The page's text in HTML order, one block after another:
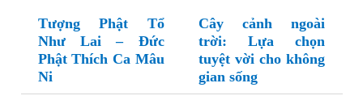
Tượng Phật Tổ
Như Lai – Đức
Phật Thích Ca Mâu
Ni
Cây cảnh ngoài
trời: Lựa chọn
tuyệt vời cho không
gian sống